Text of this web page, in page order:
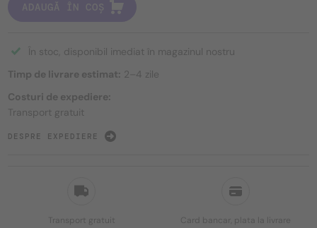
Transport gratuit Card bancar, plata la livrare
ADAUGĂ ÎN COȘ
În stoc, disponibil imediat în magazinul nostru
Timp de livrare estimat: 2–4 zile
Costuri de expediere:
Transport gratuit
DESPRE EXPEDIERE